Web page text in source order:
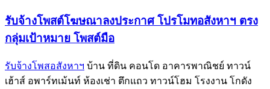
รับจ้างโพสต์โฆษณาลงประกาศ โปรโมทอสังหาฯ ตรง
กลุ่มเป้าหมาย โพสต์มือ
รับจ้างโพสอสังหาฯ บ้าน ที่ดิน คอนโด อาคารพาณิชย์ ทาวน์
เฮ้าส์ อพาร์ทเม้นท์ ห้องเช่า ตึกแถว ทาวน์โฮม โรงงาน โกดัง